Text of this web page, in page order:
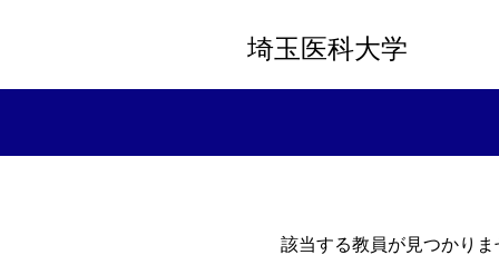
埼玉医科大学
該当する教員が見つかりま